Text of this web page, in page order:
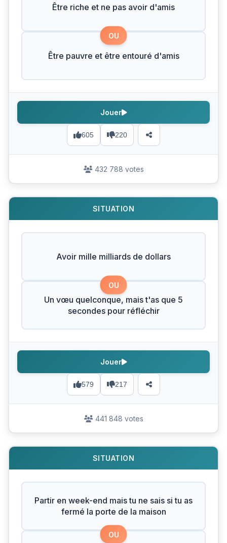
Être riche et ne pas avoir d'amis
OU
Être pauvre et être entouré d'amis
605 220
Jouer
432 788 votes
SITUATION
Avoir mille milliards de dollars
OU
Un vœu quelconque, mais t'as que 5
secondes pour réfléchir
579 217
Jouer
441 848 votes
SITUATION
Partir en week-end mais tu ne sais si tu as
fermé la porte de la maison
OU